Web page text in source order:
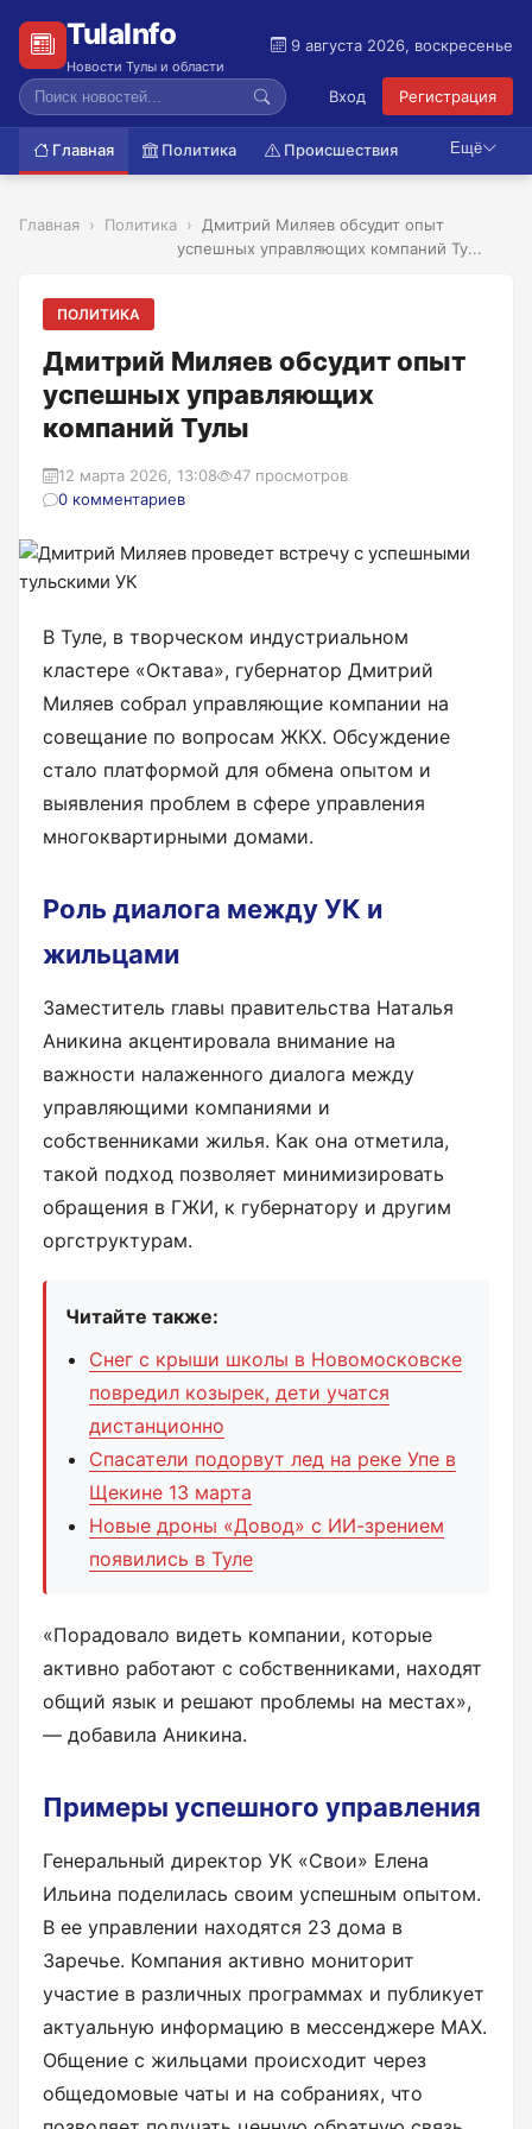
TulaInfo
Новости Тулы и области
9 августа 2026, воскресенье
Вход Регистрация
Главная Политика Происшествия Ещё
Главная Политика
Дмитрий Миляев обсудит опыт
успешных управляющих компаний Ту...
ПОЛИТИКА
Дмитрий Миляев обсудит опыт
успешных управляющих
компаний Тулы
12 марта 2026, 13:08
47 просмотров
0 комментариев
В Туле, в творческом индустриальном
кластере «Октава», губернатор Дмитрий
Миляев собрал управляющие компании на
совещание по вопросам ЖКХ. Обсуждение
стало платформой для обмена опытом и
выявления проблем в сфере управления
многоквартирными домами.
Роль диалога между УК и
жильцами
Заместитель главы правительства Наталья
Аникина акцентировала внимание на
важности налаженного диалога между
управляющими компаниями и
собственниками жилья. Как она отметила,
такой подход позволяет минимизировать
обращения в ГЖИ, к губернатору и другим
оргструктурам.
Читайте также:
Снег с крыши школы в Новомосковске
повредил козырек, дети учатся
дистанционно
Спасатели подорвут лед на реке Упе в
Щекине 13 марта
Новые дроны «Довод» с ИИ-зрением
появились в Туле
«Порадовало видеть компании, которые
активно работают с собственниками, находят
общий язык и решают проблемы на местах»,
— добавила Аникина.
Примеры успешного управления
Генеральный директор УК «Свои» Елена
Ильина поделилась своим успешным опытом.
В ее управлении находятся 23 дома в
Заречье. Компания активно мониторит
участие в различных программах и публикует
актуальную информацию в мессенджере MAX.
Общение с жильцами происходит через
общедомовые чаты и на собраниях, что